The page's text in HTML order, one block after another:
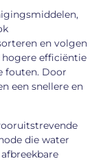
en volgen
efficiëntie
fouten. Door
een snellere en
die water